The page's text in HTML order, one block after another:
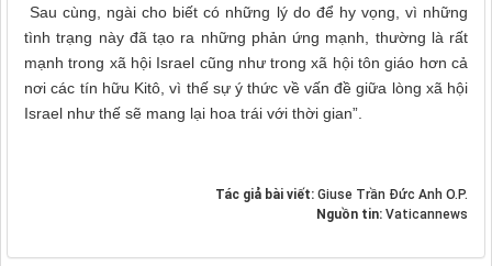
Sau cùng, ngài cho biết có những lý do để hy vọng, vì những
tình trạng này đã tạo ra những phản ứng mạnh, thường là rất
mạnh trong xã hội Israel cũng như trong xã hội tôn giáo hơn cả
nơi các tín hữu Kitô, vì thế sự ý thức về vấn đề giữa lòng xã hội
Israel như thế sẽ mang lại hoa trái với thời gian”.
Tác giả bài viết: Giuse Trần Đức Anh O.P.
Nguồn tin: Vaticannews